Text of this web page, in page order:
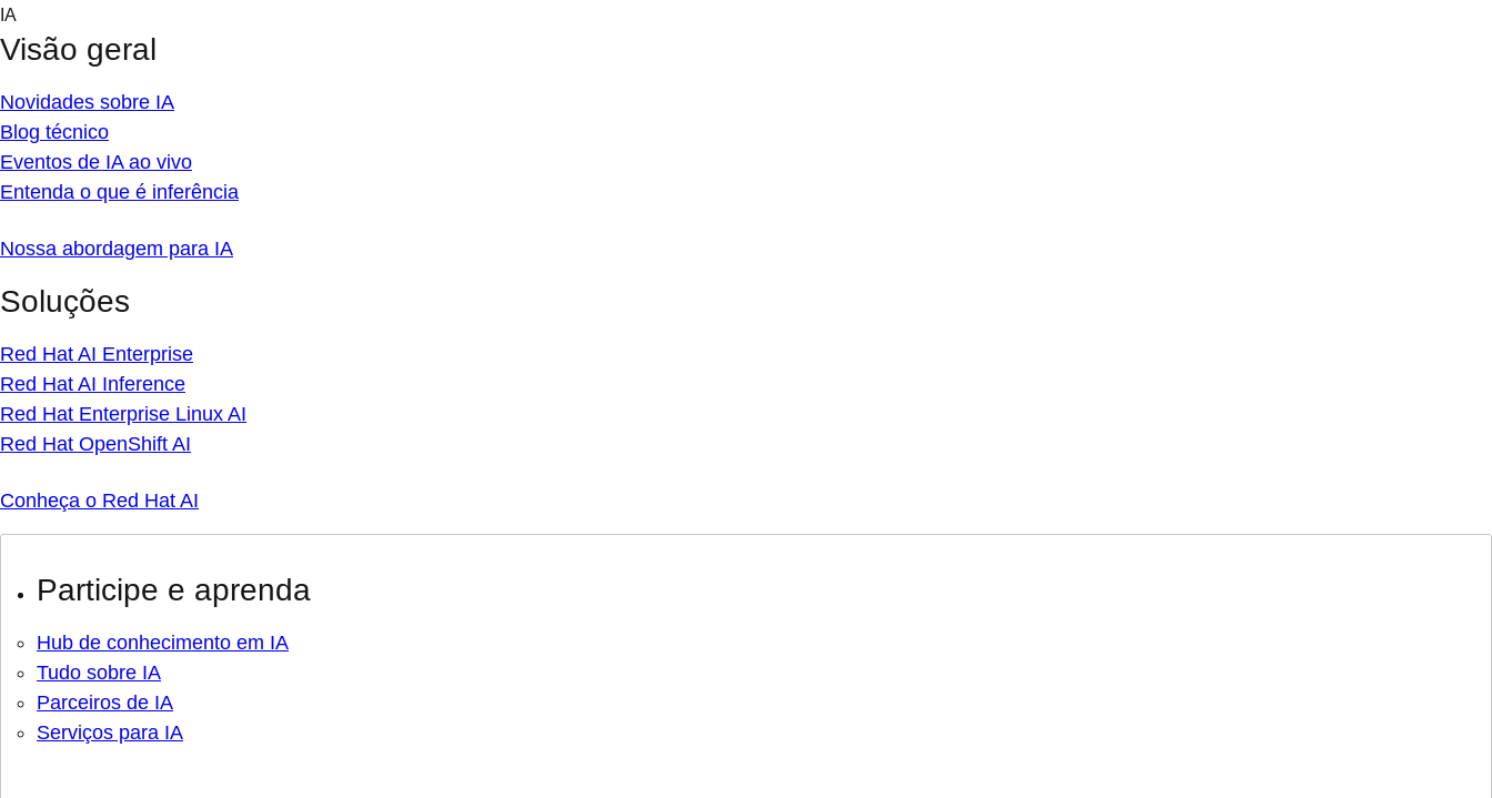
Skip
content
IA
Visão geral
Novidades sobre IA
Blog técnico
Eventos de IA ao vivo
Entenda o que é inferência
Nossa abordagem para IA
Soluções
Red Hat AI Enterprise
Red Hat AI Inference
Red Hat Enterprise Linux AI
Red Hat OpenShift AI
Conheça o Red Hat AI
Participe e aprenda
Hub de conhecimento em IA
Tudo sobre IA
Parceiros de IA
Serviços para IA